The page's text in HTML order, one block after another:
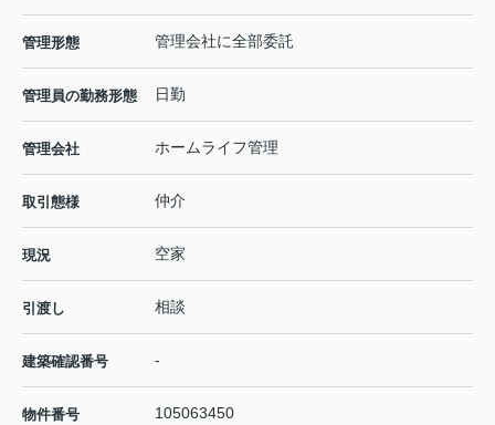
管理形態 管理会社に全部委託
管理員の勤務形態 日勤
管理会社 ホームライフ管理
取引態様 仲介
現況 空家
引渡し 相談
建築確認番号 -
物件番号 105063450